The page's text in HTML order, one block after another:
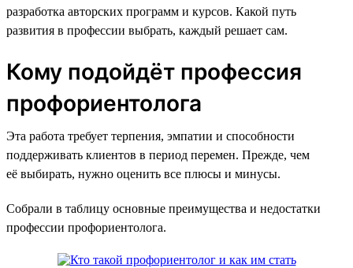
разработка авторских программ и курсов. Какой путь
развития в профессии выбрать, каждый решает сам.
Кому подойдёт профессия
профориентолога
Эта работа требует терпения, эмпатии и способности
поддерживать клиентов в период перемен. Прежде, чем
её выбирать, нужно оценить все плюсы и минусы.
Собрали в таблицу основные преимущества и недостатки
профессии профориентолога.